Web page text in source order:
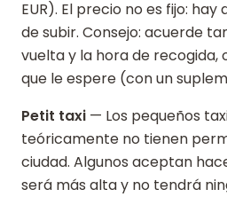
EUR). El precio no es fijo:
de subir. Consejo: acuerde
vuelta y la hora de recogida,
que le espere (con un
Petit taxi — Los pequeños
teóricamente no tienen
ciudad. Algunos aceptan
será más alta y no tendrá